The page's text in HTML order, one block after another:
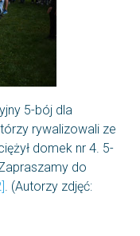
5-bój dla
rywalizowali ze
domek nr 4. 5-
do
. (Autorzy zdjęć: